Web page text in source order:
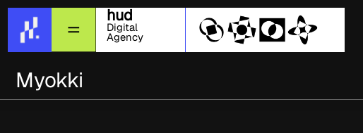
hud
Digital
Agency
Myokki